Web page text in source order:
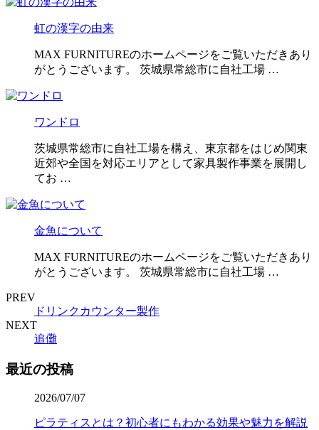
虹の漢字の由来
MAX FURNITUREのホームページをご覧いただきあり
がとうございます。 茨城県常総市に自社工場 …
ワンドロ
茨城県常総市に自社工場を構え、東京都をはじめ関東
近郊や全国を対応エリアとして家具製作事業を展開し
てお …
金魚について
MAX FURNITUREのホームページをご覧いただきあり
がとうございます。 茨城県常総市に自社工場 …
PREV
ドリンクカウンター製作
NEXT
追儺
最近の投稿
2026/07/07
ピラティスとは？初心者にもわかる効果や魅力を解説